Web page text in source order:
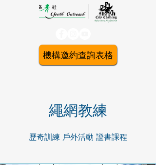
機構邀約查詢表格
繩網教練
歷奇訓練 戶外活動 證書課程